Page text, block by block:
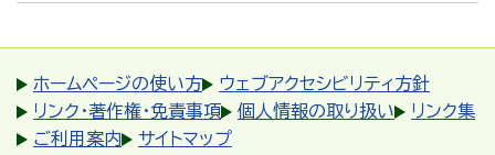
ホームページの使い方
ウェブアクセシビリティ方針
リンク・著作権・免責事項
個人情報の取り扱い
リンク集
ご利用案内
サイトマップ